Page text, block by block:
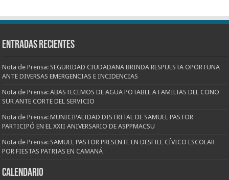
Entradas recientes
Nota de Prensa: SEGURIDAD CIUDADANA BRINDA RESPUESTA OPORTUNA
ANTE DIVERSAS EMERGENCIAS E INCIDENCIAS
Nota de Prensa: ABASTECEMOS DE AGUA POTABLE A FAMILIAS DEL CONO
SUR ANTE CORTE DEL SERVICIO
Nota de Prensa: MUNICIPALIDAD DISTRITAL DE SAMUEL PASTOR
PARTICIPÓ EN EL XXII ANIVERSARIO DE ASPPMACSU
Nota de Prensa: SAMUEL PASTOR PRESENTE EN DESFILE CÍVICO ESCOLAR
POR FIESTAS PATRIAS EN CAMANÁ
CALENDARIO